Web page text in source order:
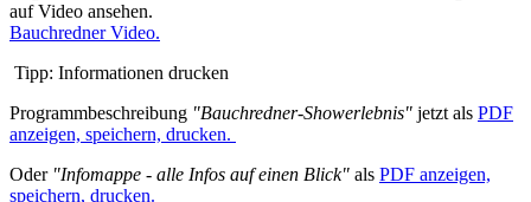
auf Video ansehen.
Bauchredner Video.
Tipp: Informationen drucken
Programmbeschreibung "Bauchredner-Showerlebnis" jetzt als PDF
anzeigen, speichern, drucken.
Oder "Infomappe - alle Infos auf einen Blick" als PDF anzeigen,
speichern, drucken.